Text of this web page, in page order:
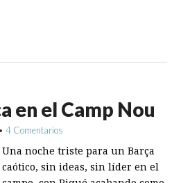
en el Camp Nou
• 4 Comentarios
Una noche triste para un Barça
caótico, sin ideas, sin líder en el